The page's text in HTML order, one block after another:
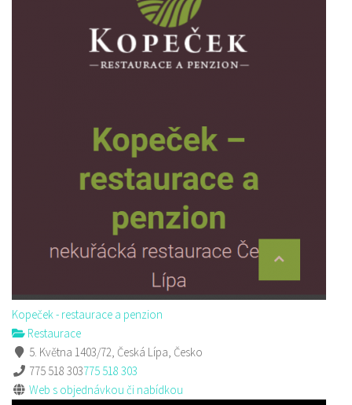
Kopeček - restaurace a penzion
Restaurace
5. Května 1403/72, Česká Lípa, Česko
775 518 303775 518 303
Web s objednávkou či nabídkou